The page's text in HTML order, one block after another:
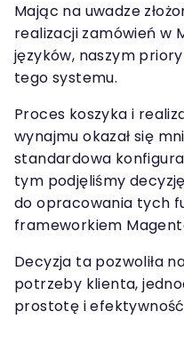
Mając na uwadze
realizacji zamówień w
języków, naszym
tego systemu.
Proces koszyka i
wynajmu okazał się
standardowa
tym podjęliśmy
do opracowania tych
frameworkiem
Decyzja ta pozwoliła
potrzeby klienta,
prostotę i